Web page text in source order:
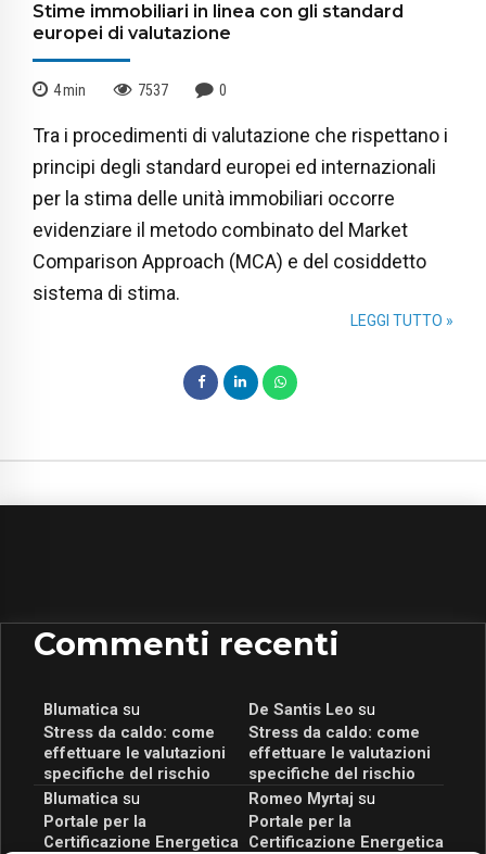
Stime immobiliari in linea con gli standard
europei di valutazione
4min 7537 0
Tra i procedimenti di valutazione che rispettano i
principi degli standard europei ed internazionali
per la stima delle unità immobiliari occorre
evidenziare il metodo combinato del Market
Comparison Approach (MCA) e del cosiddetto
sistema di stima.
LEGGI TUTTO »
Commenti recenti
Blumaticasu
Stress da caldo: come
effettuare le valutazioni
specifiche del rischio
De Santis Leo su
Stress da caldo: come
effettuare le valutazioni
specifiche del rischio
Blumaticasu
Portale per la
Certificazione Energetica
Romeo Myrtaj su
Portale per la
Certificazione Energetica